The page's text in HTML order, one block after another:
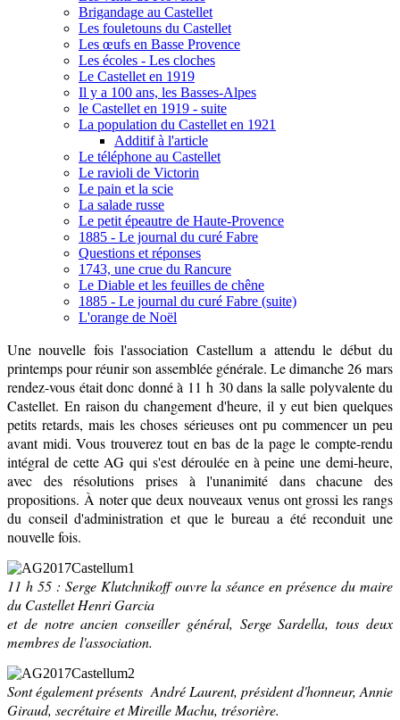
Brigandage au Castellet
Les fouletouns du Castellet
Les œufs en Basse Provence
Les écoles - Les cloches
Le Castellet en 1919
Il y a 100 ans, les Basses-Alpes
le Castellet en 1919 - suite
La population du Castellet en 1921
Additif à l'article
Le téléphone au Castellet
Le ravioli de Victorin
Le pain et la scie
La salade russe
Le petit épeautre de Haute-Provence
1885 - Le journal du curé Fabre
Questions et réponses
1743, une crue du Rancure
Le Diable et les feuilles de chêne
1885 - Le journal du curé Fabre (suite)
L'orange de Noël
Une nouvelle fois l'association Castellum a attendu le début du
printemps pour réunir son assemblée générale. Le dimanche 26 mars
rendez-vous était donc donné à 11 h 30 dans la salle polyvalente du
Castellet. En raison du changement d'heure, il y eut bien quelques
petits retards, mais les choses sérieuses ont pu commencer un peu
avant midi. Vous trouverez tout en bas de la page le compte-rendu
intégral de cette AG qui s'est déroulée en à peine une demi-heure,
avec des résolutions prises à l'unanimité dans chacune des
propositions. À noter que deux nouveaux venus ont grossi les rangs
du conseil d'administration et que le bureau a été reconduit une
nouvelle fois.
11 h 55 : Serge Klutchnikoff ouvre la séance en présence du maire
du Castellet Henri Garcia
et de notre ancien conseiller général, Serge Sardella, tous deux
membres de l'association.
Sont également présents André Laurent, président d'honneur, Annie
Giraud, secrétaire et Mireille Machu, trésorière.